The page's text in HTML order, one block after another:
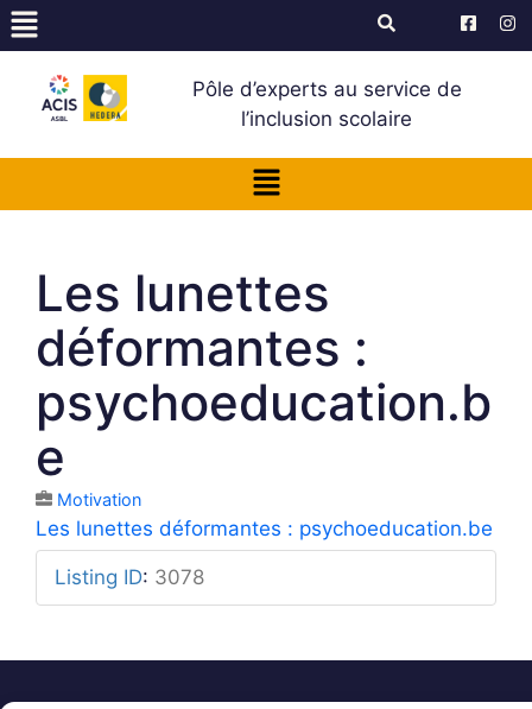
Pôle d’experts au service de
l’inclusion scolaire
Les lunettes
déformantes :
psychoeducation.b
e
Motivation
Les lunettes déformantes : psychoeducation.be
Listing ID: 3078